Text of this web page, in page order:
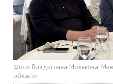
Фото: Владислава Молькова,
области